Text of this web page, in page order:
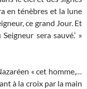
en ténèbres et la lune
ce grand Jour. Et
sera sauvé.’ »
« cet homme,…
à la croix par la main